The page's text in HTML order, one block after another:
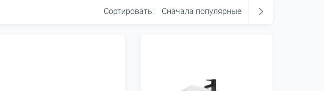
Сортировать: Сначала популярные